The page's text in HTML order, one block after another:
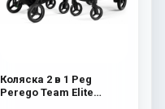
Коляска 2 в 1 Peg
Perego Team Elite